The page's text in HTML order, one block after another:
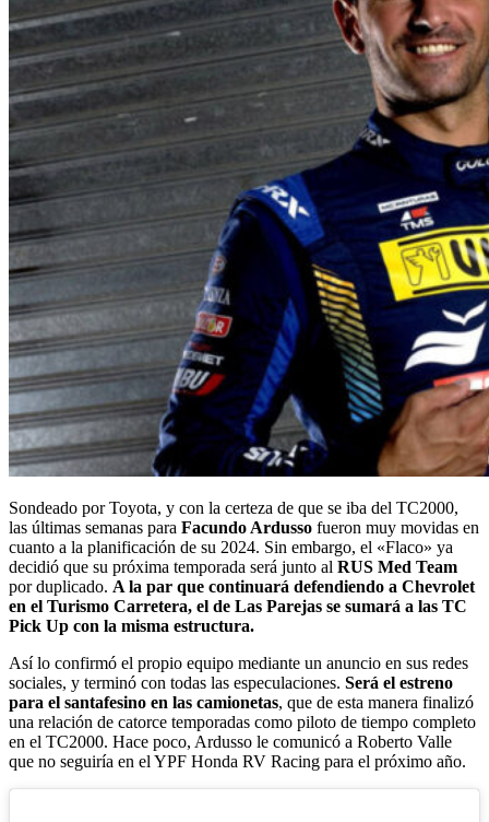
Sondeado por Toyota, y con la certeza de que se iba del TC2000,
las últimas semanas para Facundo Ardusso fueron muy movidas en
cuanto a la planificación de su 2024. Sin embargo, el «Flaco» ya
decidió que su próxima temporada será junto al RUS Med Team
por duplicado. A la par que continuará defendiendo a Chevrolet
en el Turismo Carretera, el de Las Parejas se sumará a las TC
Pick Up con la misma estructura.
Así lo confirmó el propio equipo mediante un anuncio en sus redes
sociales, y terminó con todas las especulaciones. Será el estreno
para el santafesino en las camionetas, que de esta manera finalizó
una relación de catorce temporadas como piloto de tiempo completo
en el TC2000. Hace poco, Ardusso le comunicó a Roberto Valle
que no seguiría en el YPF Honda RV Racing para el próximo año.